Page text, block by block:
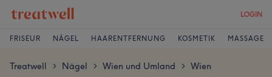
LOGIN
FRISEUR NÄGEL HAARENTFERNUNG KOSMETIK MASSAGE
Treatwell > Nägel > Wien und Umland > Wien